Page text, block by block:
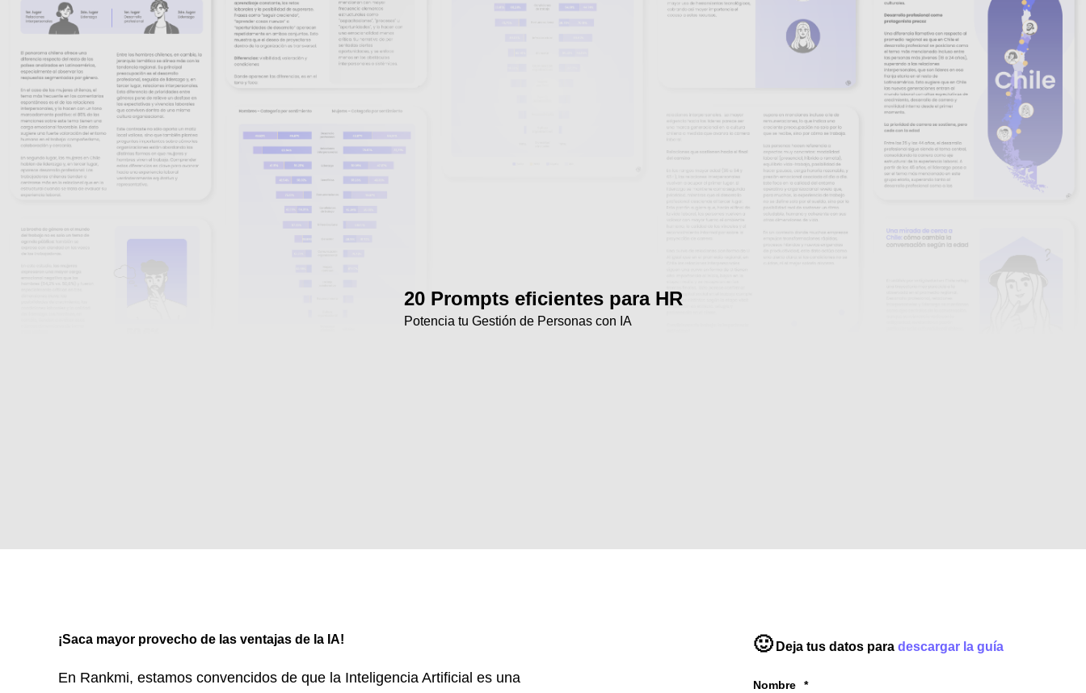
20 Prompts eficientes para HR
Potencia tu Gestión de Personas con IA
¡Saca mayor provecho de las ventajas de la IA!
En Rankmi, estamos convencidos de que la Inteligencia Artificial es una
🙂Deja tus datos para descargar la guía
Nombre *